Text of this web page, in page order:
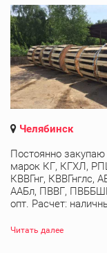
Челябинск
Постоянно
марок КГ, КГХЛ,
КВВГнг, КВВГнглс,
ААБл, ПВВГ,
опт. Расчет:
Читать далее